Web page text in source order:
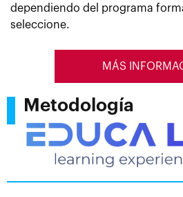
dependiendo del programa
seleccione.
MÁS
Metodología